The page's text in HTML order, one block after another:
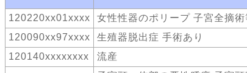
120220xx01xxxx 女性性器のポリープ 子宮全摘術
120090xx97xxxx
生殖器脱出症 手術あり
120140xxxxxxxx
流産